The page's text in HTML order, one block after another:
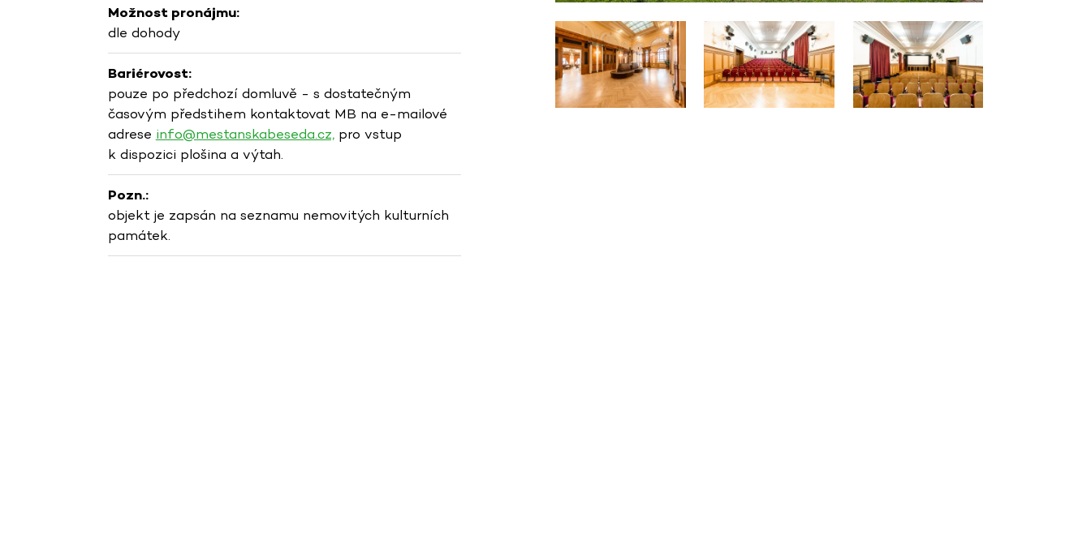
Možnost pronájmu:
dle dohody
Bariérovost:
pouze po předchozí domluvě - s dostatečným
časovým předstihem kontaktovat MB na e-mailové
adrese info@mestanskabeseda.cz,pro vstup
k dispozici plošina a výtah.
Pozn.:
objekt je zapsán na seznamu nemovitých kulturních
památek.